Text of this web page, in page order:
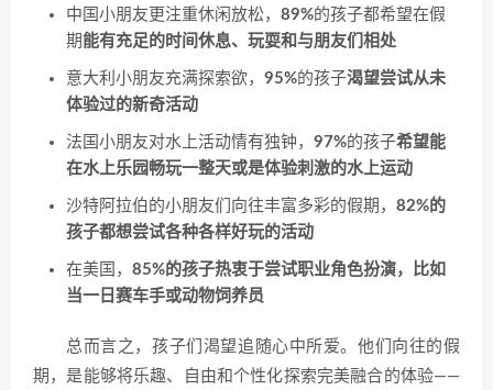
中国小朋友更注重休闲放松， 89%的孩子都希望在假
期 能有充足的时间休息、玩耍和与朋友们相处
意大利小朋友充满探索欲， 95%的孩子渴望尝试从未
体验过的新奇活动
法国小朋友对水上活动情有独钟， 97%的孩子希望能
在水上乐园畅玩一整天或是体验刺激的水上运动
沙特阿拉伯的小朋友们向往丰富多彩的假期， 82%的
孩子都想尝试各种各样好玩的活动
在美国， 85%的孩子热衷于尝试职业角色扮演，比如
当一日赛车手或动物饲养员
总而言之，孩子们渴望追随心中所爱。他们向往的假
期，是能够将乐趣、自由和个性化探索完美融合的体验——